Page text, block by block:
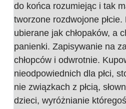
do końca rozumiejąc i tak
tworzone rozdwojone płcie.
ubierane jak chłopaków, a
panienki. Zapisywanie na
chłopców i odwrotnie.
nieodpowiednich dla płci,
nie związkach z płcią,
dzieci, wyróżnianie